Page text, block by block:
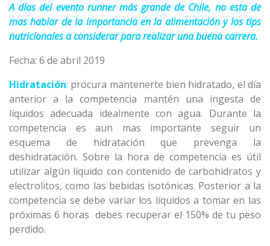
A días del evento runner más grande de Chile, no esta de
mas hablar de la importancia en la alimentación y los tips
nutricionales a considerar para realizar una buena carrera.
Fecha: 6 de abril 2019
Hidratación: procura mantenerte bien hidratado, el día
anterior a la competencia mantén una ingesta de
líquidos adecuada idealmente con agua. Durante la
competencia es aun mas importante seguir un
esquema de hidratación que prevenga la
deshidratación. Sobre la hora de competencia es útil
utilizar algún líquido con contenido de carbohidratos y
electrolitos, como las bebidas isotónicas. Posterior a la
competencia se debe variar los líquidos a tomar en las
próximas 6 horas debes recuperar el 150% de tu peso
perdido.